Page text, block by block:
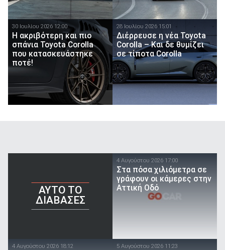
30 Ιουλίου 2026 12:00
Η ακριβότερη και πιο
σπάνια Toyota Corolla
που κατασκευάστηκε
ποτέ!
28 Ιουλίου 2026 15:01
Διέρρευσε η νέα Toyota
Corolla – Και δε θυμίζει
σε τίποτα Corolla
AYTO TO
ΔΙΑΒΑΣΕΣ
4 Αυγούστου 2026 17:00
Στα πόσα χιλιόμετρα σε
γράφουν οι κάμερες στην
Αττική Οδό
4 Αυγούστου 2026 18:12 5 Αυγούστου 2026 11:23